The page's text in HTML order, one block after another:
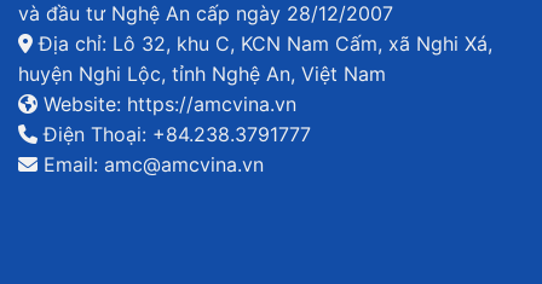
và đầu tư Nghệ An cấp ngày 28/12/2007
Địa chỉ: Lô 32, khu C, KCN Nam Cấm, xã Nghi Xá,
huyện Nghi Lộc, tỉnh Nghệ An, Việt Nam
Website: https://amcvina.vn
Điện Thoại: +84.238.3791777
Email: amc@amcvina.vn